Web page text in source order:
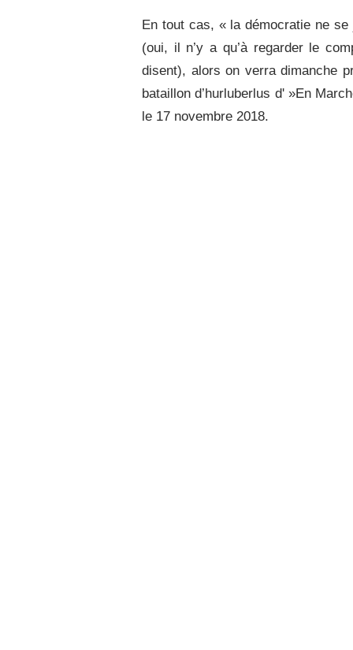
En tout cas, « la démocratie ne
(oui, il n’y a qu’à regarder le
disent), alors on verra dimanche
bataillon d’hurluberlus d' »En
le 17 novembre 2018.